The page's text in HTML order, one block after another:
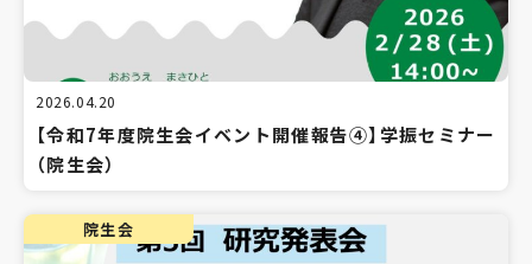
2026.04.20
【令和7年度院生会イベント開催報告④】学振セミナー
（院生会）
院生会